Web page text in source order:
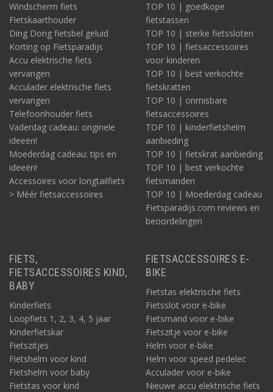
Windscherm fiets
Fietskaarthouder
Ding Dong fietsbel geluid
Korting op Fietsparadijs
Accu elektrische fiets
vervangen
Acculader elektrische fiets
vervangen
Telefoonhouder fiets
Vaderdag cadeau: originele
ideeën!
Moederdag cadeau: tips en
ideeën!
Accessoires voor longtailfiets
> Méér fietsaccessoires
TOP 10 | goedkope
fietstassen
TOP 10 | sterke fietssloten
TOP 10 | fietsaccessoires
voor kinderen
TOP 10 | best verkochte
fietskratten
TOP 10 | onmisbare
fietsaccessoires
TOP 10 | kinderfietshelm
aanbieding
TOP 10 | fietskrat aanbieding
TOP 10 | best verkochte
fietsmanden
TOP 10 | Moederdag cadeau
Fietsparadijs.com reviews en
beoordelingen
FIETS,
FIETSACCESSOIRES KIND,
BABY
Kinderfiets
Loopfiets 1, 2, 3, 4, 5 jaar
Kinderfietskar
Fietszitjes
Fietshelm voor kind
Fietshelm voor baby
Fietstas voor kind
FIETSACCESSOIRES E-
BIKE
Fietstas elektrische fiets
Fietsslot voor e-bike
Fietsmand voor e-bike
Fietszitje voor e-bike
Helm voor e-bike
Helm voor speed pedelec
Acculader voor e-bike
Nieuwe accu elektrische fiets